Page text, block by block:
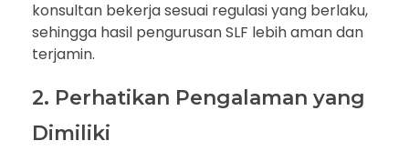
konsultan bekerja sesuai regulasi yang berlaku,
sehingga hasil pengurusan SLF lebih aman dan
terjamin.
2. Perhatikan Pengalaman yang
Dimiliki